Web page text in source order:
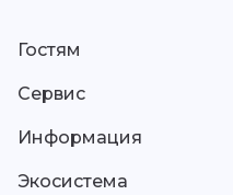
Гостям
Сервис
Информация
Экосистема